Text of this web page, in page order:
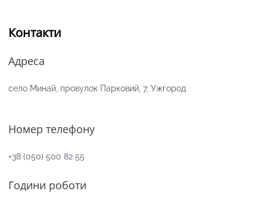
Контакти
Адреса
село Минай, провулок Парковий, 7, Ужгород
Номер телефону
+38 (050) 500 82 55
Години роботи